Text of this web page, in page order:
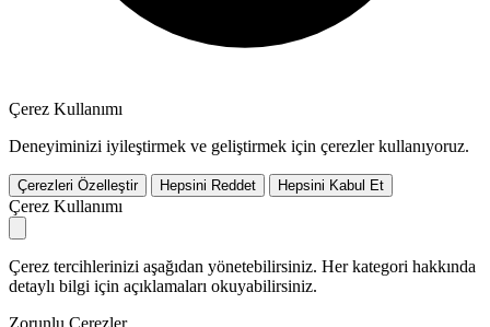
Çerez Kullanımı
Deneyiminizi iyileştirmek ve geliştirmek için çerezler kullanıyoruz.
Çerezleri Özelleştir Hepsini Reddet Hepsini Kabul Et
Çerez Kullanımı
Çerez tercihlerinizi aşağıdan yönetebilirsiniz. Her kategori hakkında
detaylı bilgi için açıklamaları okuyabilirsiniz.
Zorunlu Çerezler